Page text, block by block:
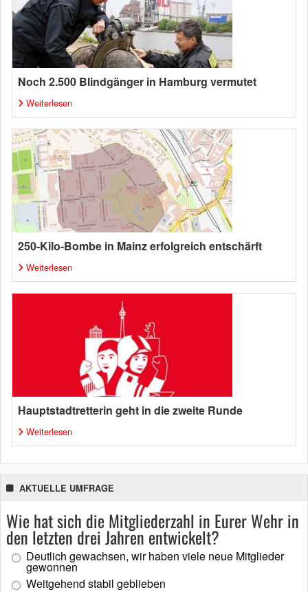
Noch 2.500 Blindgänger in Hamburg vermutet
Weiterlesen
250-Kilo-Bombe in Mainz erfolgreich entschärft
Weiterlesen
Hauptstadtretterin geht in die zweite Runde
Weiterlesen
AKTUELLE UMFRAGE
Wie hat sich die Mitgliederzahl in Eurer Wehr in
den letzten drei Jahren entwickelt?
Deutlich gewachsen, wir haben viele neue Mitglieder
gewonnen
Weitgehend stabil geblieben